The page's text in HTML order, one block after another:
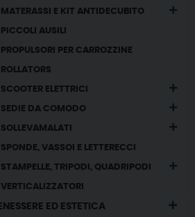
MATERASSI E KIT ANTIDECUBITO
PICCOLI AUSILI
PROPULSORI PER CARROZZINE
ROLLATORS
SCOOTER ELETTRICI
SEDIE DA COMODO
SOLLEVAMALATI
SPONDE, VASSOI E LETTERECCI
STAMPELLE, TRIPODI, QUADRIPODI
VERTICALIZZATORI
ED ESTETICA